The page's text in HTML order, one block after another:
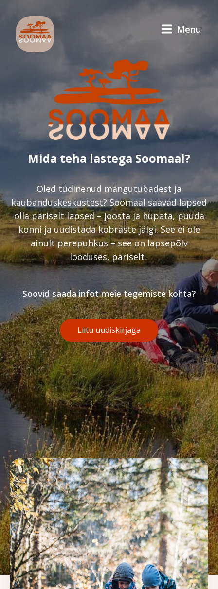
Menu
Mida teha lastega Soomaal?
Oled tüdinenud mängutubadest ja
kaubanduskeskustest? Soomaal saavad lapsed
olla päriselt lapsed – joosta ja hüpata, püüda
konni ja uudistada kobraste jälgi. See ei ole
ainult perepuhkus – see on lapsepõlv
looduses, päriselt.
Soovid saada infot meie tegemiste kohta?
Liitu uudiskirjaga